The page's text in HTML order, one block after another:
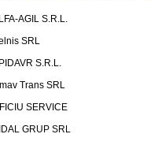
AGIL S.R.L.
SRL
S.R.L.
Trans SRL
SERVICE
GRUP SRL